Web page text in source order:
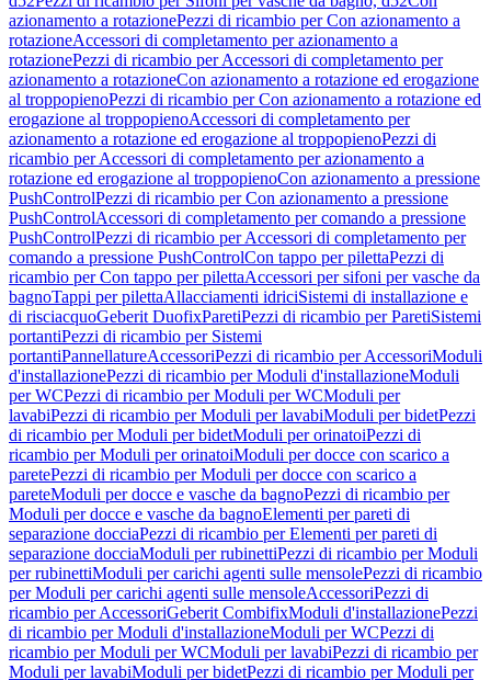
azionamento a rotazionePezzi di ricambio per Con azionamento a
rotazioneAccessori di completamento per azionamento a
rotazionePezzi di ricambio per Accessori di completamento per
azionamento a rotazioneCon azionamento a rotazione ed erogazione
al troppopienoPezzi di ricambio per Con azionamento a rotazione ed
erogazione al troppopienoAccessori di completamento per
azionamento a rotazione ed erogazione al troppopienoPezzi di
ricambio per Accessori di completamento per azionamento a
rotazione ed erogazione al troppopienoCon azionamento a pressione
PushControlPezzi di ricambio per Con azionamento a pressione
PushControlAccessori di completamento per comando a pressione
PushControlPezzi di ricambio per Accessori di completamento per
comando a pressione PushControlCon tappo per pilettaPezzi di
ricambio per Con tappo per pilettaAccessori per sifoni per vasche da
bagnoTappi per pilettaAllacciamenti idriciSistemi di installazione e
di risciacquoGeberit DuofixParetiPezzi di ricambio per ParetiSistemi
portantiPezzi di ricambio per Sistemi
portantiPannellatureAccessoriPezzi di ricambio per AccessoriModuli
d'installazionePezzi di ricambio per Moduli d'installazioneModuli
per WCPezzi di ricambio per Moduli per WCModuli per
lavabiPezzi di ricambio per Moduli per lavabiModuli per bidetPezzi
di ricambio per Moduli per bidetModuli per orinatoiPezzi di
ricambio per Moduli per orinatoiModuli per docce con scarico a
paretePezzi di ricambio per Moduli per docce con scarico a
pareteModuli per docce e vasche da bagnoPezzi di ricambio per
Moduli per docce e vasche da bagnoElementi per pareti di
separazione docciaPezzi di ricambio per Elementi per pareti di
separazione docciaModuli per rubinettiPezzi di ricambio per Moduli
per rubinettiModuli per carichi agenti sulle mensolePezzi di ricambio
per Moduli per carichi agenti sulle mensoleAccessoriPezzi di
ricambio per AccessoriGeberit CombifixModuli d'installazionePezzi
di ricambio per Moduli d'installazioneModuli per WCPezzi di
ricambio per Moduli per WCModuli per lavabiPezzi di ricambio per
Moduli per lavabiModuli per bidetPezzi di ricambio per Moduli per